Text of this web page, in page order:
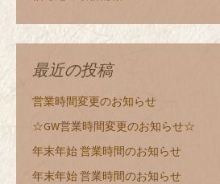
最近の投稿
営業時間変更のお知らせ
☆GW営業時間変更のお知らせ☆
年末年始 営業時間のお知らせ
年末年始 営業時間のお知らせ